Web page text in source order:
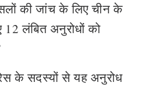
की जांच के लिए चीन के
लंबित अनुरोधों को
के सदस्यों से यह अनुरोध